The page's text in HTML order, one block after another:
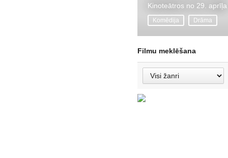
Kinoteātros no 29. aprīļa
Komēdija Drāma
Filmu meklēšana